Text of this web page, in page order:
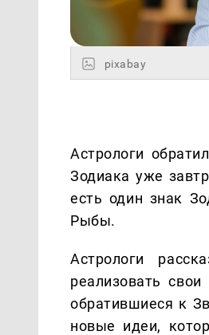
pixabay
Астрологи
Зодиака уже
есть один знак
Рыбы.
Астрологи
реализовать
обратившиеся к
новые идеи,